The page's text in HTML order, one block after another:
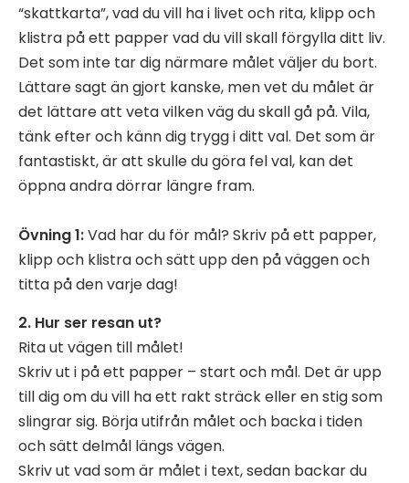
“skattkarta”, vad du vill ha i livet och rita, klipp och
klistra på ett papper vad du vill skall förgylla ditt liv.
Det som inte tar dig närmare målet väljer du bort.
Lättare sagt än gjort kanske, men vet du målet är
det lättare att veta vilken väg du skall gå på. Vila,
tänk efter och känn dig trygg i ditt val. Det som är
fantastiskt, är att skulle du göra fel val, kan det
öppna andra dörrar längre fram.
Övning 1:Vad har du för mål? Skriv på ett papper,
klipp och klistra och sätt upp den på väggen och
titta på den varje dag!
2. Hur ser resan ut?
Rita ut vägen till målet!
Skriv ut i på ett papper – start och mål. Det är upp
till dig om du vill ha ett rakt sträck eller en stig som
slingrar sig. Börja utifrån målet och backa i tiden
och sätt delmål längs vägen.
Skriv ut vad som är målet i text, sedan backar du